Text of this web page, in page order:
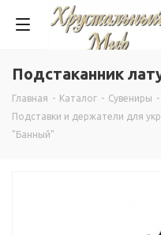
Подстаканник
Главная - Каталог - Сувениры -
Подставки и держатели для
"Банный"